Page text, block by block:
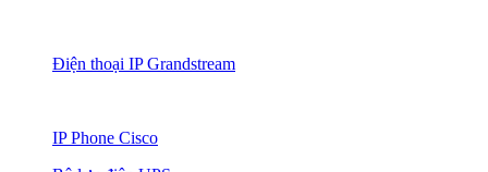
Điện thoại IP Grandstream
IP Phone Cisco